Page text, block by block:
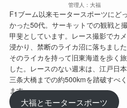
管理人：大福
F1ブーム以来モータースポーツにど
かった50代。サーキットでの観戦と
甲斐としています。レース撮影でカ
浸かり、禁断のライカ沼に落ちました
そのライカを持って旧東海道を歩く
した。レースのない週末は、江戸日
三条大橋までの約500kmを踏破すべ
ます。
大福とモータースポーツ